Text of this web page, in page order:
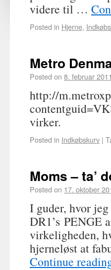
videre til …
Posted in Hjerne,
Metro
Posted on 8. februar 2011
http://
virker.
Posted in Indkøbskurv |
Moms – ta’
Posted on 17. oktober
I guder, hvor
DR1’s PENGE
virkeligheden,
hjerneløst at
Continue